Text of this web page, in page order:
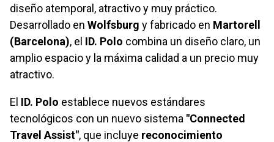
diseño atemporal, atractivo y muy práctico.
Desarrollado en Wolfsburg y fabricado en Martorell
(Barcelona), el ID. Polo combina un diseño claro, un
amplio espacio y la máxima calidad a un precio muy
atractivo.
El ID. Polo establece nuevos estándares
tecnológicos con un nuevo sistema "Connected
Travel Assist", que incluye reconocimiento